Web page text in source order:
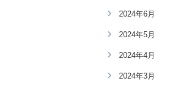
2024年6月
2024年5月
2024年4月
2024年3月